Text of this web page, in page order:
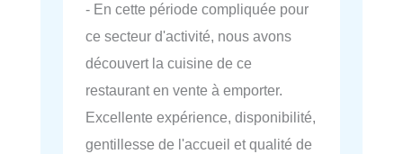
- En cette période compliquée pour
ce secteur d'activité, nous avons
découvert la cuisine de ce
restaurant en vente à emporter.
Excellente expérience, disponibilité,
gentillesse de l'accueil et qualité de